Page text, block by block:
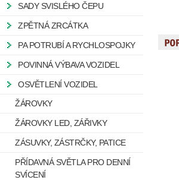
SADY SVISLÉHO ČEPU
ZPĚTNÁ ZRCÁTKA
PA POTRUBÍ A RYCHLOSPOJKY
POVINNÁ VÝBAVA VOZIDEL
OSVĚTLENÍ VOZIDEL
ŽÁROVKY
ŽÁROVKY LED, ZÁŘIVKY
ZÁSUVKY, ZÁSTRČKY, PATICE
PŘÍDAVNÁ SVĚTLA PRO DENNÍ
SVÍCENÍ